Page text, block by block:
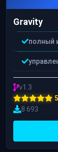
Gravity
полный
v1.3
8 693